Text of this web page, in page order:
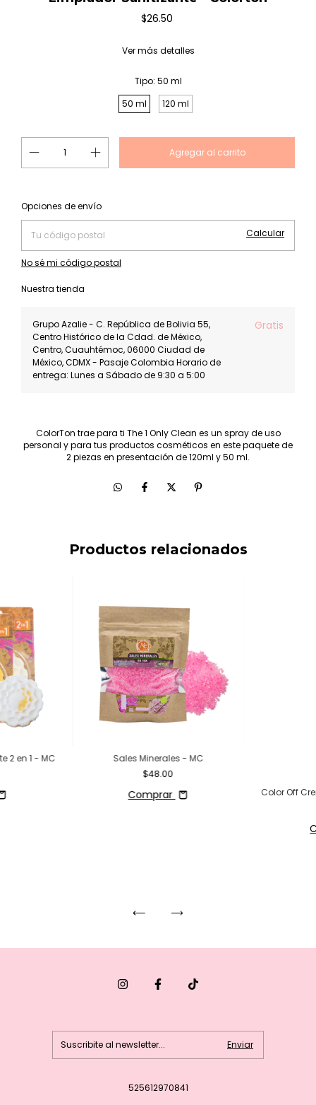
$26.50
Ver más detalles
Tipo: 50 ml
50 ml
120 ml
Entregas para el CP:
Opciones de envío
Calcular
No sé mi código postal
Nuestra tienda
Grupo Azalie - C. República de Bolivia 55,
Centro Histórico de la Cdad. de México,
Centro, Cuauhtémoc, 06000 Ciudad de
México, CDMX - Pasaje Colombia Horario de
entrega: Lunes a Sábado de 9:30 a 5:00
Gratis
ColorTon trae para ti The 1 Only Clean es un spray de uso
personal y para tus productos cosméticos en este paquete de
2 piezas en presentación de 120ml y 50 ml.
Productos relacionados
2 en 1 - MC
Sales Minerales - MC
$48.00
Comprar Color Off
525612970841